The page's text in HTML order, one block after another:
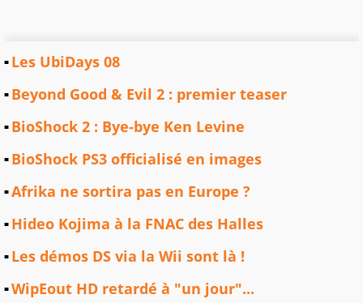
Les UbiDays 08
Beyond Good & Evil 2 : premier teaser
BioShock 2 : Bye-bye Ken Levine
BioShock PS3 officialisé en images
Afrika ne sortira pas en Europe ?
Hideo Kojima à la FNAC des Halles
Les démos DS via la Wii sont là !
WipEout HD retardé à "un jour"...